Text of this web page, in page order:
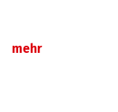
mehr